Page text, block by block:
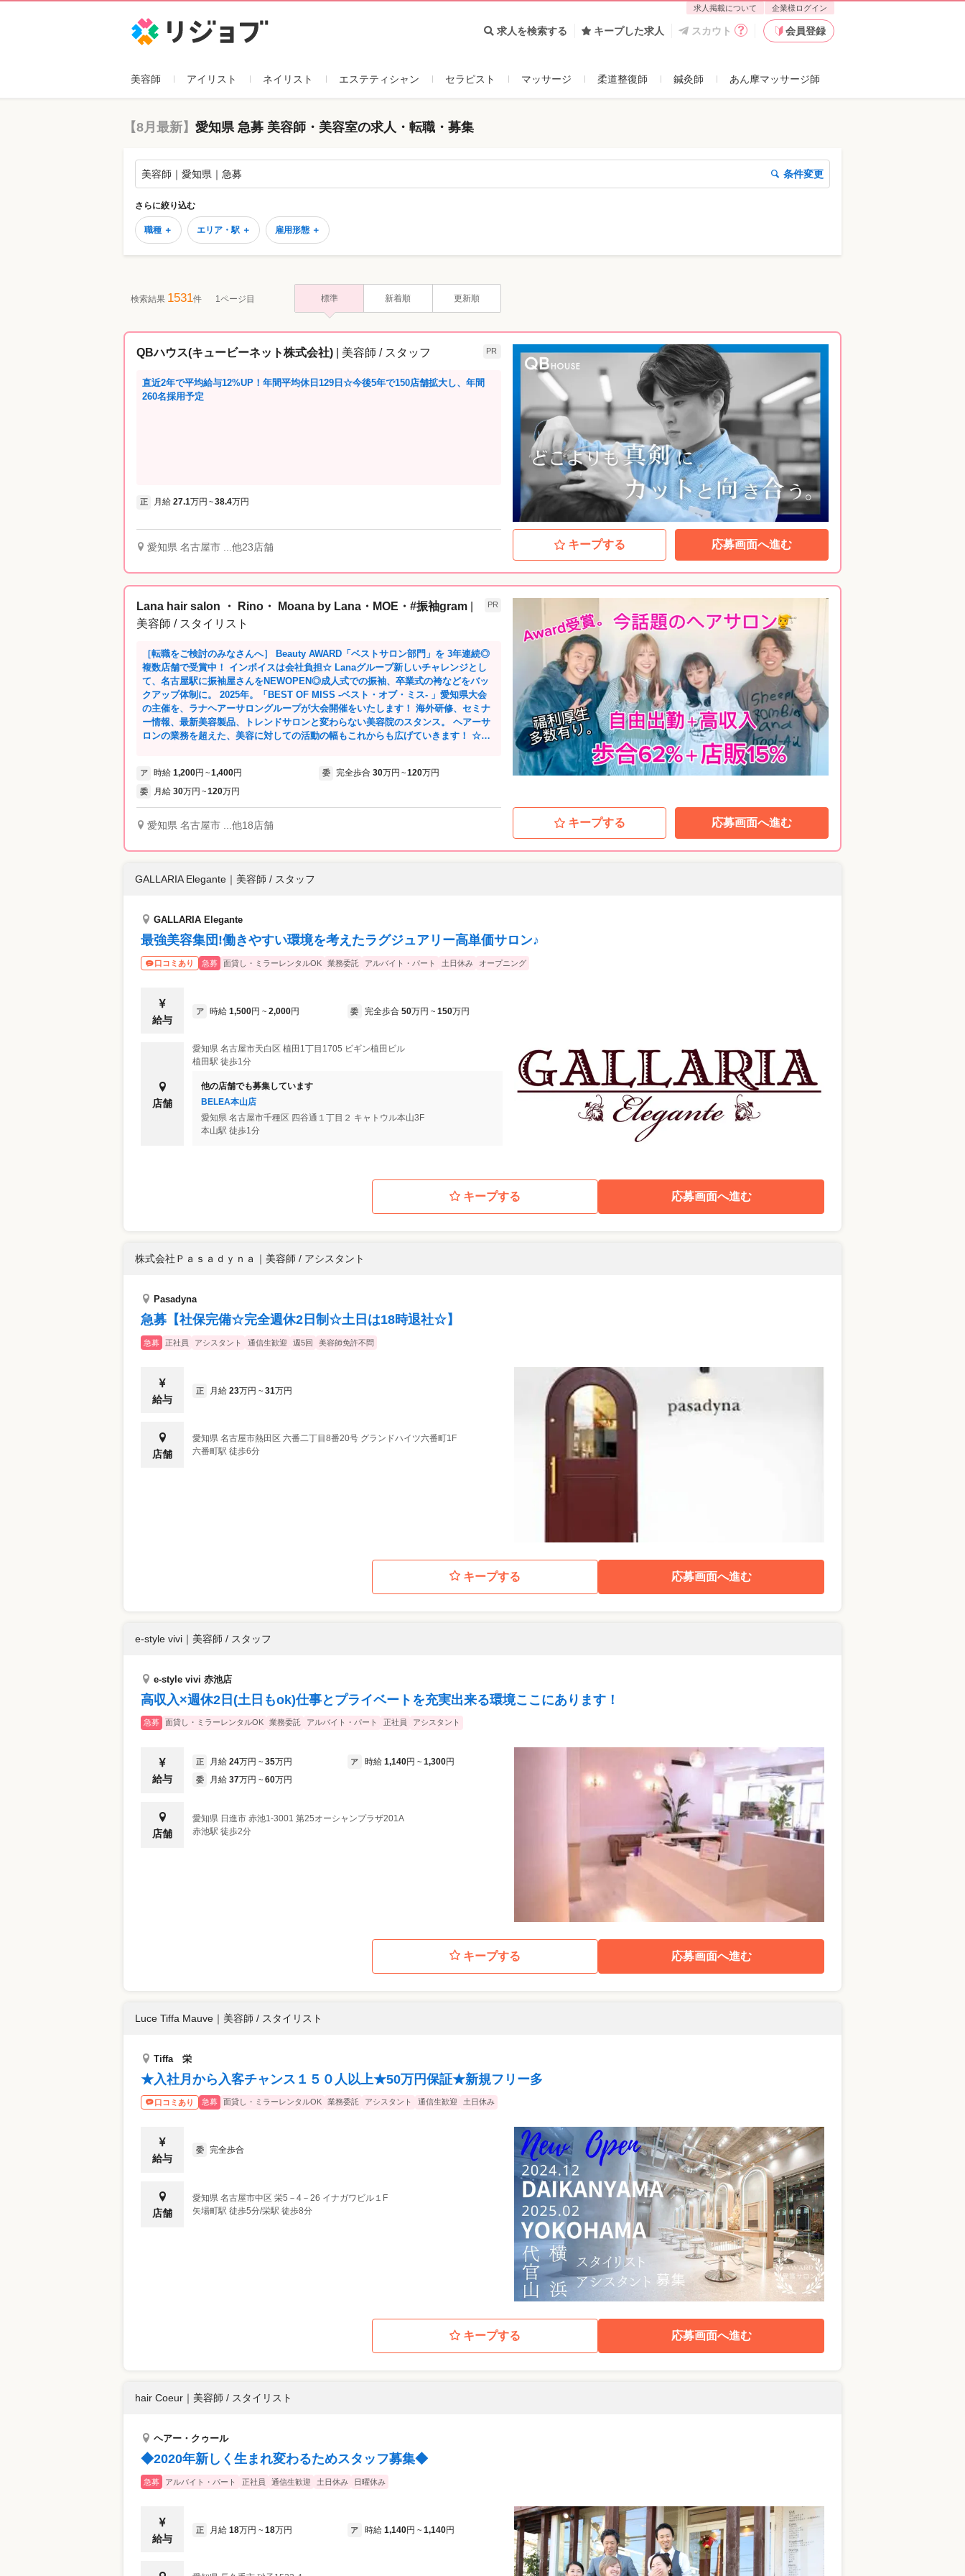
求人掲載について 企業様ログイン
求人を検索する キープした求人 スカウト 会員登録
美容師 アイリスト ネイリスト エステティシャン セラピスト マッサージ 柔道整復師 鍼灸師 あん摩マッサージ師
【8月最新】 愛知県 急募 美容師・美容室の求人・転職・募集
美容師｜愛知県｜急募 条件変更
さらに絞り込む
職種 ＋ エリア・駅 ＋ 雇用形態 ＋
検索結果 1531件 1ページ目 標準 新着順 更新順
QBハウス(キュービーネット株式会社) | 美容師 / スタッフ PR
直近2年で平均給与12%UP！年間平均休日129日☆今後5年で150店舗拡大し、年間
260名採用予定
正 月給 27.1万円 ~38.4万円
愛知県 名古屋市 ...他23店舗 キープする 応募画面へ進む
Lana hair salon ・ Rino・ Moana by Lana・MOE・#振袖gram
美容師 / スタイリスト
PR
［転職をご検討のみなさんへ］ Beauty AWARD「ベストサロン部門」を 3年連続◎
複数店舗で受賞中！ インボイスは会社負担☆ Lanaグループ新しいチャレンジとし
て、名古屋駅に振袖屋さんをNEWOPEN◎成人式での振袖、卒業式の袴などをバッ
クアップ体制に。 2025年。「BEST OF MISS -ベスト・オブ・ミス- 」愛知県大会
の主催を、ラナヘアーサロングループが大会開催をいたします！ 海外研修、セミナ
ー情報、最新美容製品、トレンドサロンと変わらない美容院のスタンス。 ヘアーサ
ロンの業務を超えた、美容に対しての活動の幅もこれからも広げていきます！ ☆☆
Open☆ 八事駅、藤が丘駅、甚目寺、上小田井『Moana by Lana』NEWOpen☆ 金
山駅、港区『Rino』 今後も随時出店予定☆ 開店準備も兼ねて入社いただける方大歓
入社日の相談OK★気になることや聞きたいことなどあれば、応募後の面談時にお気
軽にお声掛けくださいね！あなたの希望もどんどんお聞かせください^^ パートタイ
ーでの独立支援制度まで、キャリアアップをしていきたい。etc...。 働いているスタ
ッフの未来ある会社を実現していきます。 高収入、自由出勤、ライフスタイルに合
皆んな良い☆自分に合わせた美容師ライフのご提案ができたらと思います♫
ア 時給 1,200円 ~1,400円 委 完全歩合 30万円 ~120万円
委 月給 30万円 ~120万円
愛知県 名古屋市 ...他18店舗 キープする 応募画面へ進む
GALLARIA Elegante ｜ 美容師 / スタッフ
GALLARIA Elegante
最強美容集団!働きやすい環境を考えたラグジュアリー高単価サロン♪
口コミあり 急募 面貸し・ミラーレンタルOK 業務委託 アルバイト・パート 土日休み オープニング
給与
ア 時給 1,500円 ~ 2,000円 委 完全歩合 50万円 ~ 150万円
店舗
愛知県 名古屋市天白区 植田1丁目1705 ビギン植田ビル
植田駅 徒歩1分
他の店舗でも募集しています
BELEA本山店
愛知県 名古屋市千種区 四谷通１丁目２ キャトウル本山3F
本山駅 徒歩1分
キープする 応募画面へ進む
株式会社Ｐａｓａｄｙｎａ ｜ 美容師 / アシスタント
Pasadyna
急募【社保完備☆完全週休2日制☆土日は18時退社☆】
急募 正社員 アシスタント 通信生歓迎 週5回 美容師免許不問
給与
正 月給 23万円 ~ 31万円
店舗
愛知県 名古屋市熱田区 六番二丁目8番20号 グランドハイツ六番町1F
六番町駅 徒歩6分
キープする 応募画面へ進む
e-style vivi ｜ 美容師 / スタッフ
e-style vivi 赤池店
高収入×週休2日(土日もok)仕事とプライベートを充実出来る環境ここにあります！
急募 面貸し・ミラーレンタルOK 業務委託 アルバイト・パート 正社員 アシスタント
給与
正 月給 24万円 ~ 35万円 ア 時給 1,140円 ~ 1,300円
委 月給 37万円 ~ 60万円
店舗
愛知県 日進市 赤池1-3001 第25オーシャンプラザ201A
赤池駅 徒歩2分
キープする 応募画面へ進む
Luce Tiffa Mauve ｜ 美容師 / スタイリスト
Tiffa 栄
★入社月から入客チャンス１５０人以上★50万円保証★新規フリー多
口コミあり 急募 面貸し・ミラーレンタルOK 業務委託 アシスタント 通信生歓迎 土日休み
給与
委 完全歩合
店舗
愛知県 名古屋市中区 栄5－4－26 イナガワビル１F
矢場町駅 徒歩5分/栄駅 徒歩8分
キープする 応募画面へ進む
hair Coeur ｜ 美容師 / スタイリスト
ヘアー・クゥール
◆2020年新しく生まれ変わるためスタッフ募集◆
急募 アルバイト・パート 正社員 通信生歓迎 土日休み 日曜休み
給与
正 月給 18万円 ~ 18万円 ア 時給 1,140円 ~ 1,140円